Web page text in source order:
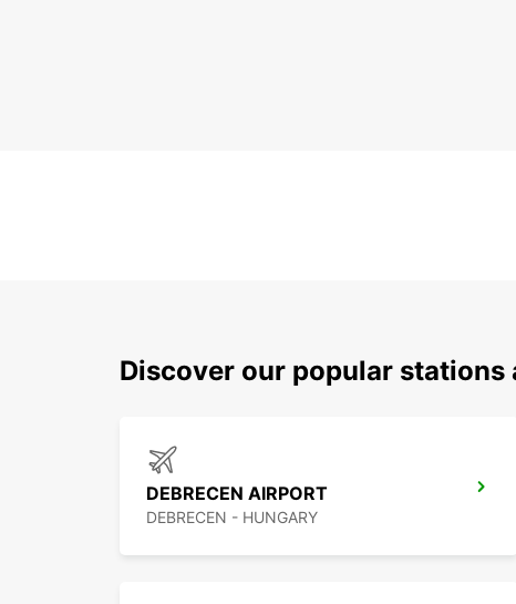
Discover our popular stations
DEBRECEN AIRPORT
DEBRECEN - HUNGARY